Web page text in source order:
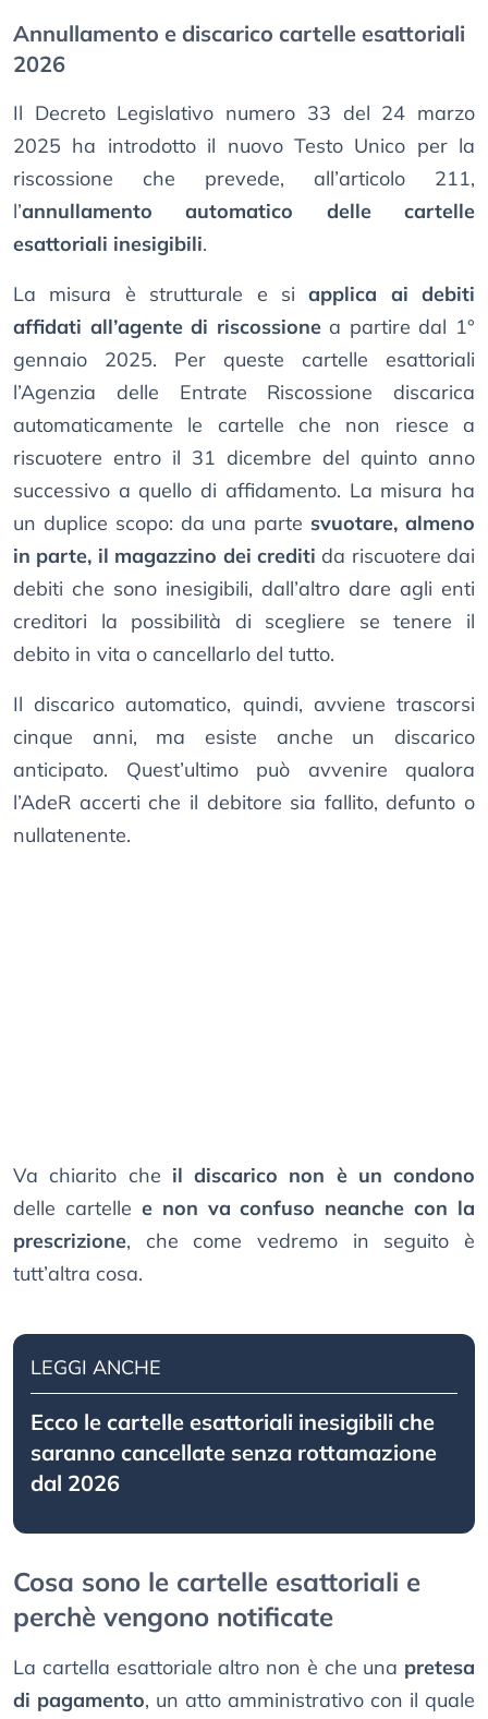
Annullamento e discarico cartelle esattoriali
2026
Il Decreto Legislativo numero 33 del 24 marzo
2025 ha introdotto il nuovo Testo Unico per la
riscossione che prevede, all’articolo 211,
l’annullamento automatico delle cartelle
esattoriali inesigibili.
La misura è strutturale e siapplica ai debiti
affidati all’agente di riscossionea partire dal 1°
gennaio 2025. Per queste cartelle esattoriali
l’Agenzia delle Entrate Riscossione discarica
automaticamente le cartelle che non riesce a
riscuotere entro il 31 dicembre del quinto anno
successivo a quello di affidamento. La misura ha
un duplice scopo: da una parte svuotare, almeno
in parte, il magazzino dei crediti da riscuotere dai
debiti che sono inesigibili, dall’altro dare agli enti
creditori la possibilità di scegliere se tenere il
debito in vita o cancellarlo del tutto.
Il discarico automatico, quindi, avviene trascorsi
cinque anni, ma esiste anche un discarico
anticipato. Quest’ultimo può avvenire qualora
l’AdeR accerti che il debitore sia fallito, defunto o
nullatenente.
Va chiarito che il discarico non è un condono
delle cartelle e non va confuso neanche con la
prescrizione, che come vedremo in seguito è
tutt’altra cosa.
LEGGI ANCHE
Ecco le cartelle esattoriali inesigibili che
saranno cancellate senza rottamazione
dal 2026
Cosa sono le cartelle esattoriali e
perchè vengono notificate
La cartella esattoriale altro non è che una pretesa
di pagamento, un atto amministrativo con il quale